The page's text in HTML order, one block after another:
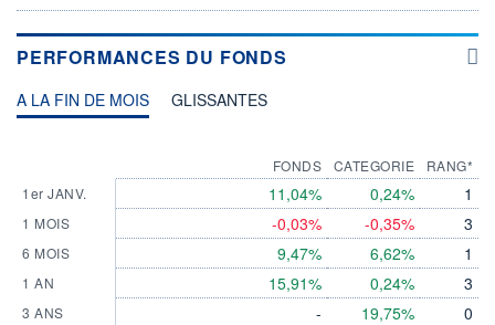
PERFORMANCES DU FONDS
A LA FIN DE MOIS GLISSANTES
1er JANV.
1 MOIS
6 MOIS
1 AN
3 ANS
FONDS
11,04%
-0,03%
9,47%
15,91%
-
CATEGORIE
0,24%
-0,35%
6,62%
0,24%
19,75%
RANG*
1
3
1
3
0